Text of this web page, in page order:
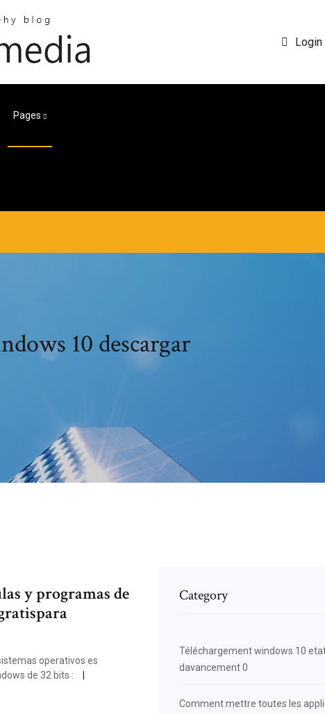
Login
Pages
10 descargar
y programas de
operativos es
de 32 bits :
Category
Téléchargement windows 10
davancement 0
Comment mettre toutes les